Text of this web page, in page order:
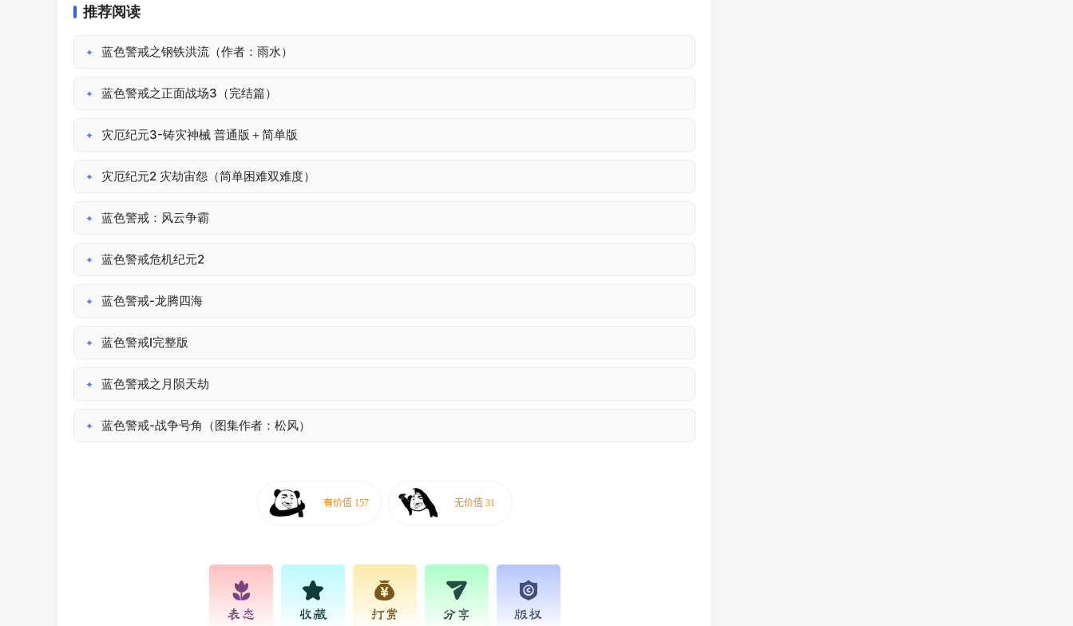
推荐阅读
✦ 蓝色警戒之钢铁洪流（作者：雨水）
✦ 蓝色警戒之正面战场3（完结篇）
✦ 灾厄纪元3-铸灾神械 普通版＋简单版
✦ 灾厄纪元2 灾劫宙怨（简单困难双难度）
✦ 蓝色警戒：风云争霸
✦ 蓝色警戒危机纪元2
✦ 蓝色警戒-龙腾四海
✦ 蓝色警戒I完整版
✦ 蓝色警戒之月陨天劫
✦ 蓝色警戒-战争号角（图集作者：松风）
表态 收藏 打赏 分享 版权